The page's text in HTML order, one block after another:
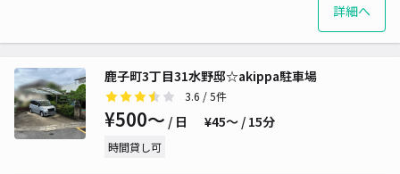
詳細へ
鹿子町3丁目31水野邸☆akippa駐車場
3.6 / 5件
¥500〜 / 日 ¥45〜 / 15分
時間貸し可